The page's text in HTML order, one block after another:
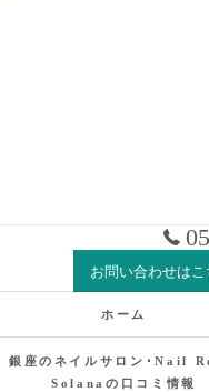
お問い合わせはこ
ホーム
銀座のネイルサロン･Nail
Solanaの口コミ情報